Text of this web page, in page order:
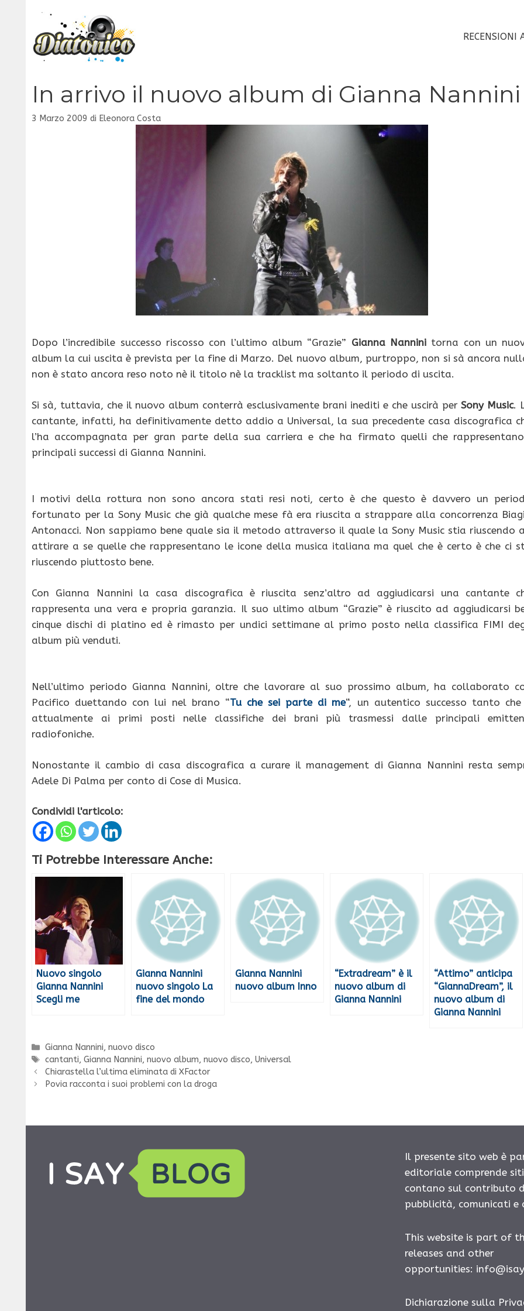
contenuto
RECENSIONI
In arrivo il nuovo album di Gianna Nannini
3 Marzo 2009 di Eleonora Costa
Dopo l’incredibile successo riscosso con l’ultimo album “Grazie” Gianna Nanninitorna con un
album la cui uscita è prevista per la fine di Marzo. Del nuovo album, purtroppo, non si sà ancora
non è stato ancora reso noto nè il titolo nè la tracklist ma soltanto il periodo di uscita.
Si sà, tuttavia, che il nuovo album conterrà esclusivamente brani inediti e che uscirà perSony Music.
cantante, infatti, ha definitivamente detto addio a Universal, la sua precedente casa discografica
l’ha accompagnata per gran parte della sua carriera e che ha firmato quelli che
principali successi di Gianna Nannini.
I motivi della rottura non sono ancora stati resi noti, certo è che questo è davvero un
fortunato per la Sony Music che già qualche mese fà era riuscita a strappare alla concorrenza
Antonacci. Non sappiamo bene quale sia il metodo attraverso il quale la Sony Music stia riuscendo
attirare a se quelle che rappresentano le icone della musica italiana ma quel che è certo è che ci
riuscendo piuttosto bene.
Con Gianna Nannini la casa discografica è riuscita senz’altro ad aggiudicarsi una cantante
rappresenta una vera e propria garanzia. Il suo ultimo album “Grazie” è riuscito ad aggiudicarsi
cinque dischi di platino ed è rimasto per undici settimane al primo posto nella classifica FIMI
album più venduti.
Nell’ultimo periodo Gianna Nannini, oltre che lavorare al suo prossimo album, ha collaborato
Pacifico duettando con lui nel brano “Tu che sei parte di me“, un autentico successo tanto
attualmente ai primi posti nelle classifiche dei brani più trasmessi dalle principali
radiofoniche.
Nonostante il cambio di casa discografica a curare il management di Gianna Nannini resta
Adele Di Palma per conto di Cose di Musica.
Condividi l'articolo:
Ti Potrebbe Interessare Anche:
Nuovo singolo
Gianna Nannini
Scegli me
Gianna Nannini
nuovo singolo La
fine del mondo
Gianna Nannini
nuovo album Inno
“Extradream” è il
nuovo album di
Gianna Nannini
“Attimo” anticipa
“GiannaDream”, il
nuovo album di
Gianna Nannini
Categorie
Gianna Nannini,nuovo disco
Tag
cantanti,Gianna Nannini,nuovo album,nuovo disco,Universal
Chiarastella l’ultima eliminata di XFactor
Povia racconta i suoi problemi con la droga
Il presente sito web è
editoriale comprende
contano sul contributo
pubblicità, comunicati e
This website is part of
releases and other
opportunities:
Dichiarazione sulla